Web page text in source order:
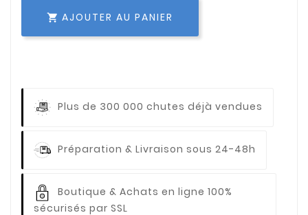
 AJOUTER AU PANIER
Plus de 300 000 chutes déjà vendues
Préparation & Livraison sous 24-48h
Boutique & Achats en ligne 100%
sécurisés par SSL